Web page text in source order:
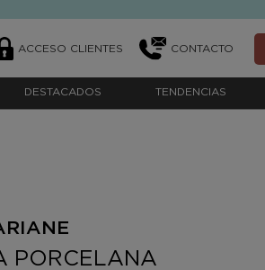
ACCESO CLIENTES CONTACTO
DESTACADOS TENDENCIAS
PORCELANA